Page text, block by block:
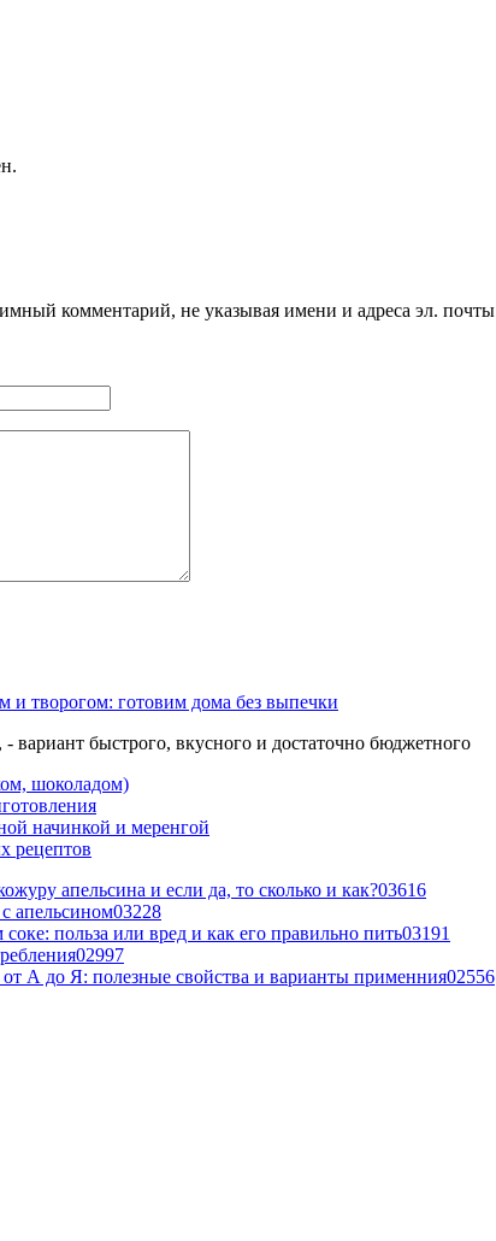
комментарий, не указывая имени и адреса эл. почты
и творогом: готовим дома без выпечки
вариант быстрого, вкусного и достаточно бюджетного
шоколадом)
начинкой и меренгой
рецептов
апельсина и если да, то сколько и как?03616
апельсином03228
польза или вред и как его правильно пить03191
02997
А до Я: полезные свойства и варианты применния02556